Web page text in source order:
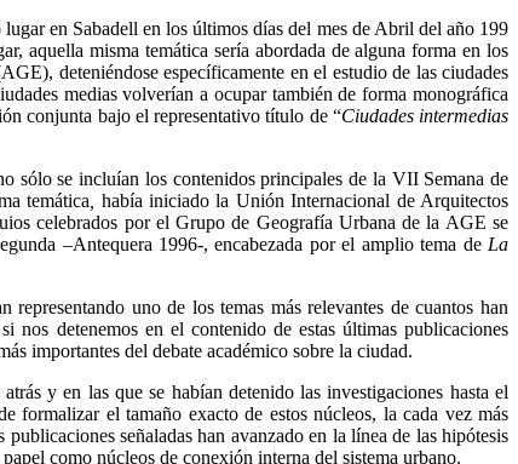
lugar en Sabadell en los últimos días del mes de Abril del año 199
aquella misma temática sería abordada de alguna forma en los
deteniéndose específicamente en el estudio de las ciudades
medias volverían a ocupar también de forma monográfica
conjunta bajo el representativo título de “Ciudades intermedias
sólo se incluían los contenidos principales de la VII Semana de
temática
había iniciado la Unión Internacional de Arquitectos
celebrados por el Grupo de Geografía Urbana de la AGE se
–Antequera 1996-, encabezada por el amplio tema de La
uno de los temas más relevantes de cuantos han
detenemos en el contenido de estas últimas publicaciones
importantes del debate académico sobre la ciudad.
y en las que se habían detenido las investigaciones hasta el
formalizar el tamaño exacto de estos núcleos, la cada vez más
señaladas han avanzado en la línea de las hipótesis
como núcleos de conexión interna del sistema urbano.